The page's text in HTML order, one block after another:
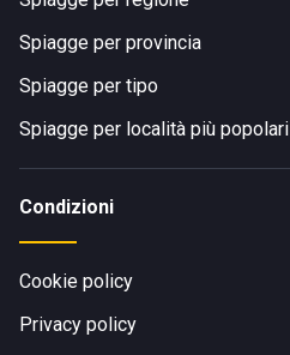
Spiagge per provincia
Spiagge per tipo
Spiagge per località più popolari
Condizioni
Cookie policy
Privacy policy